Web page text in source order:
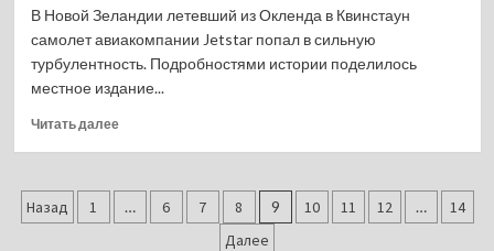
В Новой Зеландии летевший из Окленда в Квинстаун
самолет авиакомпании Jetstar попал в сильную
турбулентность. Подробностями истории поделилось
местное издание...
Читать далееПрочитать
кричали,
их рвало».
Пагинация
Назад 1 … 6 7 8 9 10 11 12 …
14
Далее